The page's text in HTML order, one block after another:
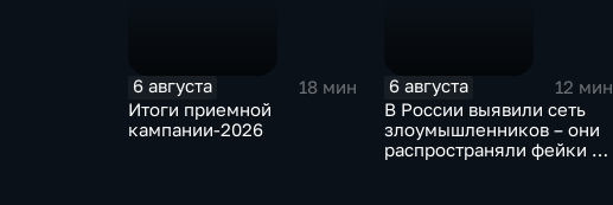
6 августа
18 мин
Итоги приемной
кампании-2026
6 августа
12 мин
В России выявили сеть
злоумышленников – они
распространяли фейки и